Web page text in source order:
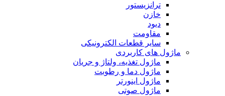
ترانزیستور
خازن
دیود
مقاومت
سایر قطعات الکترونیکی
ماژول های کاربردی
ماژول تغذیه، ولتاژ و جریان
ماژول دما و رطوبت
ماژول اینورتر
ماژول صوتی